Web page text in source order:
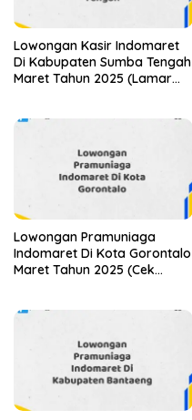
Lowongan Kasir Indomaret
Di Kabupaten Sumba Tengah
Maret Tahun 2025 (Lamar
Lowongan Pramuniaga
Indomaret Di Kota Gorontalo
Maret Tahun 2025 (Cek